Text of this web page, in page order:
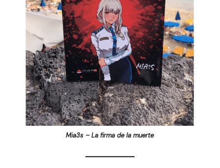
Mia3s – La firma de la muerte